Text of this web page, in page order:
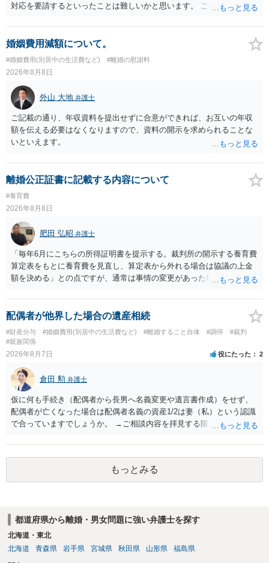
対応を要請するといったことは難しいかと思います。 ご参考になれば
婚姻費用減額について。
#婚姻費用(別居中の生活費など) #離婚の慰謝料
2026年8月8日
外山 大地 弁護士
ご記載の通り、年収資料を提出せずに合意ができれば、お互いの年収
額を伝える必要はなくなりますので、資料の開示を求められることな
いといえます。
離婚公正証書に記載する内容について
#養育費
2026年8月8日
肥田 弘昭 弁護士
「毎年6月にこちらの所得証明書を提示する。裁判所の開示する養育費
算定表をもとに養育費を見直し、算定表から外れる場合は協議の上金
額を決める」との点ですが、通常は事情の変更があった場合に変更し
来なかった事情の変更により双方協議の上増減出来る」と「通知義務
に勤務先」が含まれているので、私に収入が入った事は相手に通知が
行く事になり、上記のような文言が無くても養育費の見直しは適宜出
来るかと思うのですが違うのでしょうか？との点はそのとおりかと思
います。養育費は事情の変更があった場合に変更するので毎年見直す
配偶者が他界した場合の遺産相続
#財産分与 #婚姻費用(別居中の生活費など) #離婚すること自体 #調停
#裁判
#親族関係
2026年8月7日 役にたった 2
倉田 勲 弁護士
仮に何も手続き（配偶者から長男へ名義変更や遺言書作成）をせず、
配偶者が亡くなった場合は配偶者名義の資産1/2は妻（私）という認識
で合っていますでしょうか。 →ご相談内容を拝見する限りでは、その
完全に所有する場合は、他の相続人に対して自宅の評価額の１/２の代
償金の支払いが必要になります。
もっとみる
都道府県から離婚・男女問題に強い弁護士を探す
北海道・東北
北海道
青森県 岩手県 宮城県 秋田県 山形県 福島県